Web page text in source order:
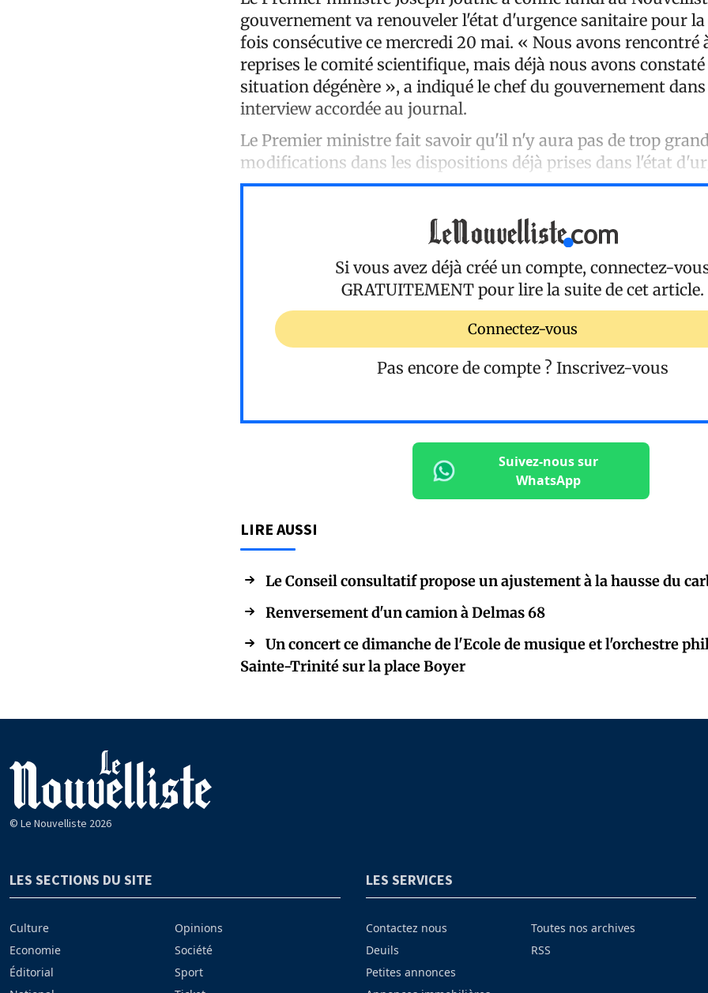
gouvernement va renouveler l'état d'urgence sanitaire pour
fois consécutive ce mercredi 20 mai. « Nous avons rencontré
reprises le comité scientifique, mais déjà nous avons constaté
situation dégénère », a indiqué le chef du gouvernement
interview accordée au journal.
Le Premier ministre fait savoir qu'il n'y aura pas de trop
modifications dans les dispositions déjà prises dans l'état
Si vous avez déjà créé un compte, connectez-
GRATUITEMENT pour lire la suite de cet article.
Connectez-vous
Pas encore de compte ? Inscrivez-vous
Suivez-nous sur
WhatsApp
LIRE AUSSI
Le Conseil consultatif propose un ajustement à la hausse du
Renversement d'un camion à Delmas 68
Un concert ce dimanche de l'Ecole de musique et l'orchestre
Sainte-Trinité sur la place Boyer
© Le Nouvelliste 2026
LES SECTIONS DU SITE
Culture
Economie
Éditorial
Opinions
Société
Sport
LES SERVICES
Contactez nous
Deuils
Petites annonces
Toutes nos archives
RSS